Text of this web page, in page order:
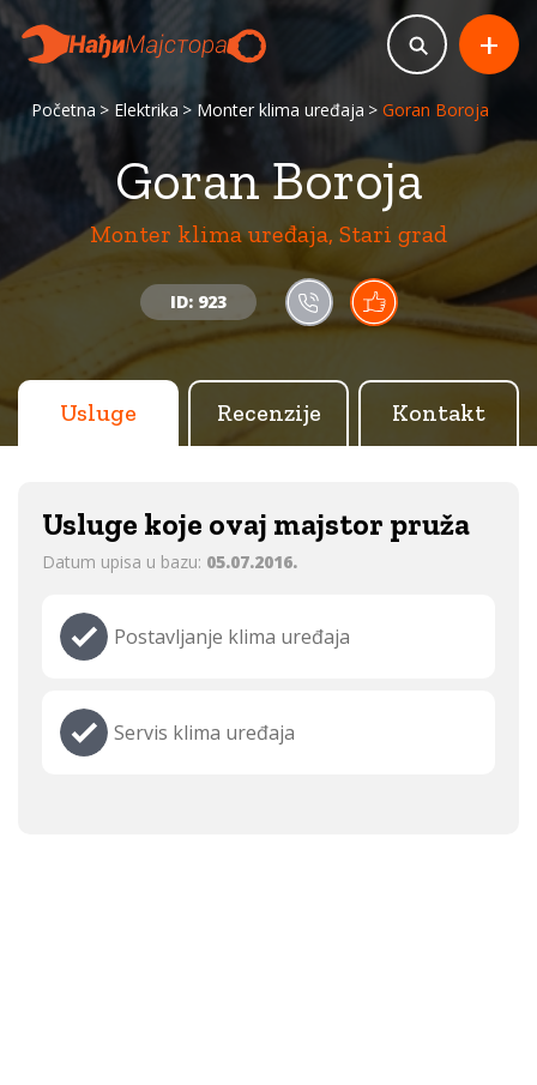
Početna Elektrika Monter klima uređaja Goran Boroja
Goran Boroja
Monter klima uređaja, Stari grad
ID: 923
+
Usluge Recenzije Kontakt
Usluge koje ovaj majstor pruža
Datum upisa u bazu: 05.07.2016.
Postavljanje klima uređaja
Servis klima uređaja